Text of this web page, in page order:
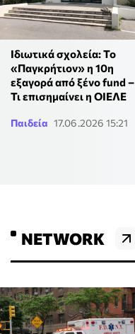
Ιδιωτικά σχολεία: Το
«Παγκρήτιον» η 10η
εξαγορά από ξένο fund –
Τι επισημαίνει η ΟΙΕΛΕ
Παιδεία 17.06.2026 15:21
NETWORK